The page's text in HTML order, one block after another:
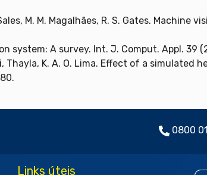
M. M. Magalhães, R. S. Gates.
system: A survey. Int. J. Comput. Appl. 39
Thayla, K. A. O. Lima. Effect of a
0800
Links úteis